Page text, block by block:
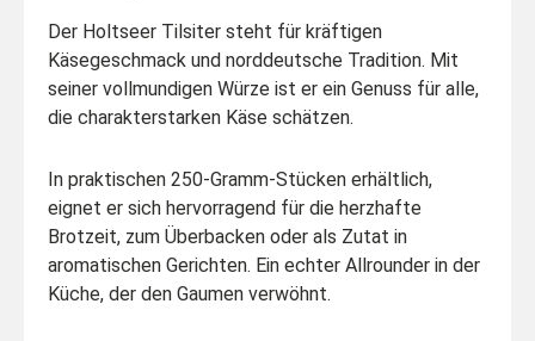
Der Holtseer Tilsiter steht für kräftigen
Käsegeschmack und norddeutsche Tradition. Mit
seiner vollmundigen Würze ist er ein Genuss für alle,
die charakterstarken Käse schätzen.
In praktischen 250-Gramm-Stücken erhältlich,
eignet er sich hervorragend für die herzhafte
Brotzeit, zum Überbacken oder als Zutat in
aromatischen Gerichten. Ein echter Allrounder in der
Küche, der den Gaumen verwöhnt.